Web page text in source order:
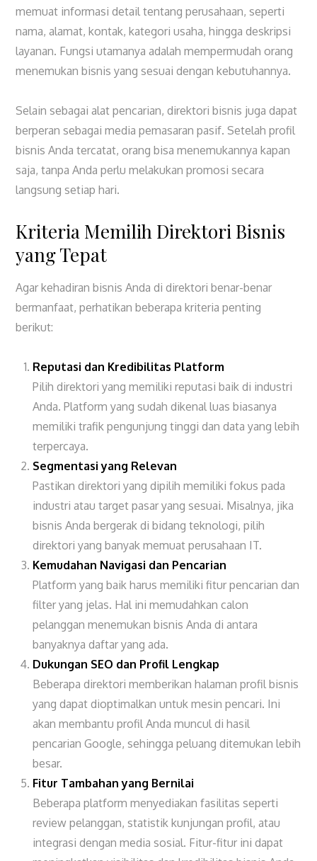
memuat informasi detail tentang perusahaan, seperti
nama, alamat, kontak, kategori usaha, hingga deskripsi
layanan. Fungsi utamanya adalah mempermudah orang
menemukan bisnis yang sesuai dengan kebutuhannya.
Selain sebagai alat pencarian, direktori bisnis juga dapat
berperan sebagai media pemasaran pasif. Setelah profil
bisnis Anda tercatat, orang bisa menemukannya kapan
saja, tanpa Anda perlu melakukan promosi secara
langsung setiap hari.
Kriteria Memilih Direktori Bisnis
yang Tepat
Agar kehadiran bisnis Anda di direktori benar-benar
bermanfaat, perhatikan beberapa kriteria penting
berikut:
Reputasi dan Kredibilitas Platform
Pilih direktori yang memiliki reputasi baik di industri
Anda. Platform yang sudah dikenal luas biasanya
memiliki trafik pengunjung tinggi dan data yang lebih
terpercaya.
Segmentasi yang Relevan
Pastikan direktori yang dipilih memiliki fokus pada
industri atau target pasar yang sesuai. Misalnya, jika
bisnis Anda bergerak di bidang teknologi, pilih
direktori yang banyak memuat perusahaan IT.
Kemudahan Navigasi dan Pencarian
Platform yang baik harus memiliki fitur pencarian dan
filter yang jelas. Hal ini memudahkan calon
pelanggan menemukan bisnis Anda di antara
banyaknya daftar yang ada.
Dukungan SEO dan Profil Lengkap
Beberapa direktori memberikan halaman profil bisnis
yang dapat dioptimalkan untuk mesin pencari. Ini
akan membantu profil Anda muncul di hasil
pencarian Google, sehingga peluang ditemukan lebih
besar.
Fitur Tambahan yang Bernilai
Beberapa platform menyediakan fasilitas seperti
review pelanggan, statistik kunjungan profil, atau
integrasi dengan media sosial. Fitur-fitur ini dapat